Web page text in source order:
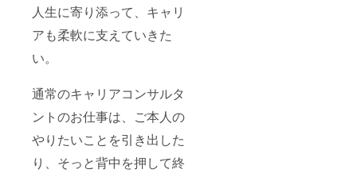
人生に寄り添って、キャリ
アも柔軟に支えていきた
い。
通常のキャリアコンサルタ
ントのお仕事は、ご本人の
やりたいことを引き出した
り、そっと背中を押して終